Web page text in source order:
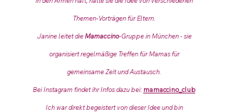
Themen-Vorträgen für Eltern.
Janine leitet dieMamaccino-Gruppe in München - sie
organisiert regelmäßige Treffen für Mamas für
gemeinsame Zeit und Austausch.
Bei Instagram findet ihr Infos dazu bei: mamaccino_club
Ich war direkt begeistert von dieser Idee und bin